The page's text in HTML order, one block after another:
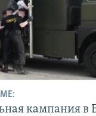
кампания в